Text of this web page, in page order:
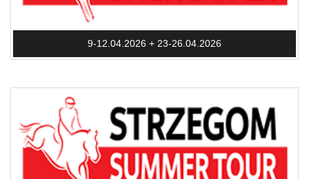
9-12.04.2026 + 23-26.04.2026